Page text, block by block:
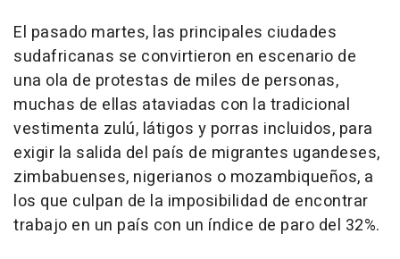
El pasado martes, las principales ciudades
sudafricanas se convirtieron en escenario de
una ola de protestas de miles de personas,
muchas de ellas ataviadas con la tradicional
vestimenta zulú, látigos y porras incluidos, para
exigir la salida del país de migrantes ugandeses,
zimbabuenses, nigerianos o mozambiqueños, a
los que culpan de la imposibilidad de encontrar
trabajo en un país con un índice de paro del 32%.